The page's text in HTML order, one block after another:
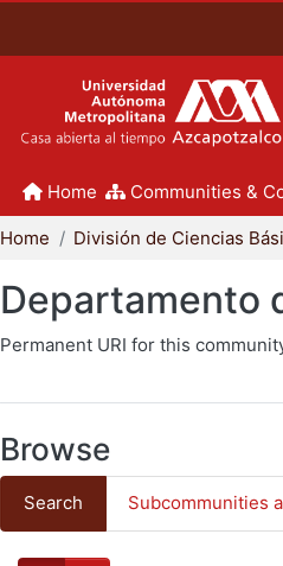
Home Communities &
Home
Departamento
Permanent URI for this
Browse
Search Subcommunities